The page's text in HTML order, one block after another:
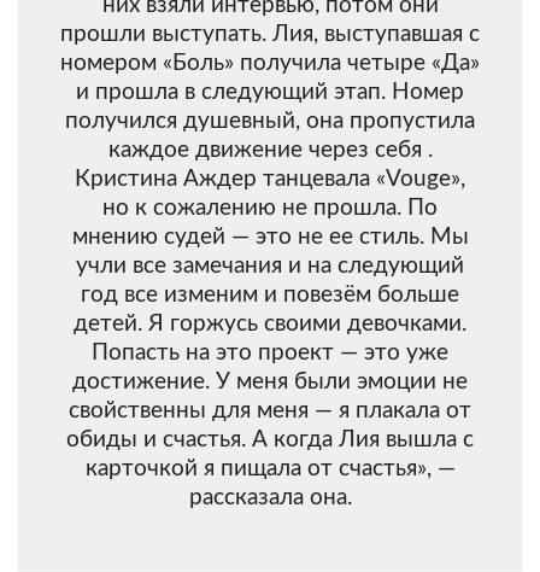
них взяли интервью, потом они
прошли выступать. Лия, выступавшая с
номером «Боль» получила четыре «Да»
и прошла в следующий этап. Номер
получился душевный, она пропустила
каждое движение через себя .
Кристина Аждер танцевала «Vouge»,
но к сожалению не прошла. По
мнению судей — это не ее стиль. Мы
учли все замечания и на следующий
год все изменим и повезём больше
детей. Я горжусь своими девочками.
Попасть на это проект — это уже
достижение. У меня были эмоции не
свойственны для меня — я плакала от
обиды и счастья. А когда Лия вышла с
карточкой я пищала от счастья», —
рассказала она.